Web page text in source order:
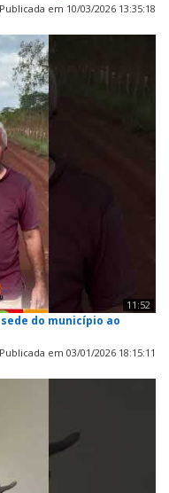
Publicada em 10/03/2026 13:35:18
11:52
do município ao
Publicada em 03/01/2026 18:15:11